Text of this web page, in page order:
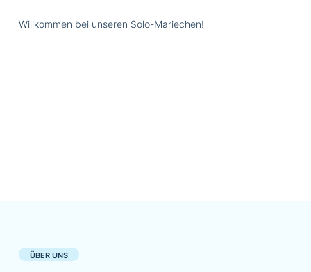
Willkommen bei unseren Solo-Mariechen!
ÜBER UNS